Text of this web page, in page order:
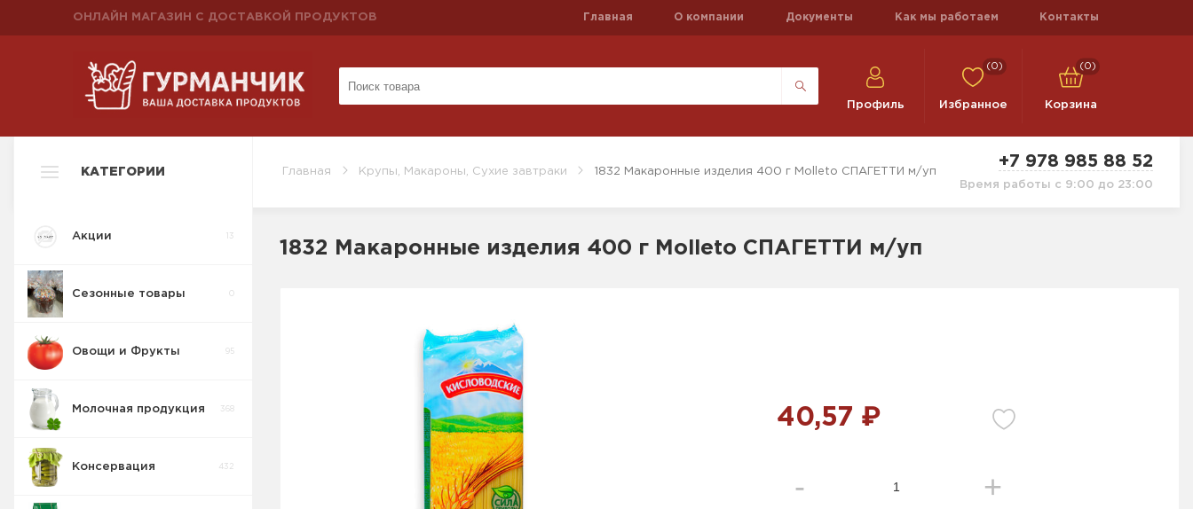
ОНЛАЙН МАГАЗИН С ДОСТАВКОЙ ПРОДУКТОВ Главная О компании Документы Как мы работаем Контакты
Профиль
(0)
Избранное
(0)
Корзина
Главная Крупы, Макароны, Сухие завтраки 1832 Макаронные изделия 400 г Molleto СПАГЕТТИ м/уп
+7 978 985 88 52
Время работы с 9:00 до 23:00
КАТЕГОРИИ
Акции 13
Сезонные товары
Овощи и Фрукты 95
Молочная продукция 368
Консервация 432
1832 Макаронные изделия 400 г Molleto СПАГЕТТИ м/уп
40,57 ₽